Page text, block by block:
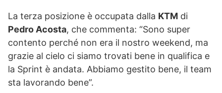
La terza posizione è occupata dalla KTM di
Pedro Acosta, che commenta: “Sono super
contento perché non era il nostro weekend, ma
grazie al cielo ci siamo trovati bene in qualifica e
la Sprint è andata. Abbiamo gestito bene, il team
sta lavorando bene”.